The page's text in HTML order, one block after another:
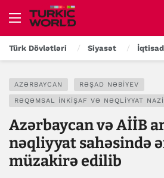
Türk Dövlətləri Siyasət
AZƏRBAYCAN RƏŞAD NƏBIYEV
RƏQƏMSAL İNKIŞAF VƏ NƏQLIYYAT
Azərbaycan və AİİB
nəqliyyat sahəsində
müzakirə edilib